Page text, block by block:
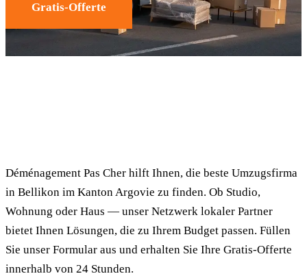
Gratis-Offerte
Déménagement Pas Cher hilft Ihnen, die beste Umzugsfirma
in Bellikon im Kanton Argovie zu finden. Ob Studio,
Wohnung oder Haus — unser Netzwerk lokaler Partner
bietet Ihnen Lösungen, die zu Ihrem Budget passen. Füllen
Sie unser Formular aus und erhalten Sie Ihre Gratis-Offerte
innerhalb von 24 Stunden.